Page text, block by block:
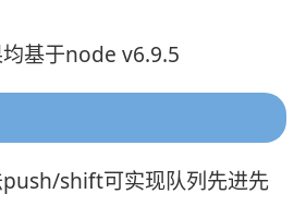
基于node v6.9.5
shift可实现队列先进先